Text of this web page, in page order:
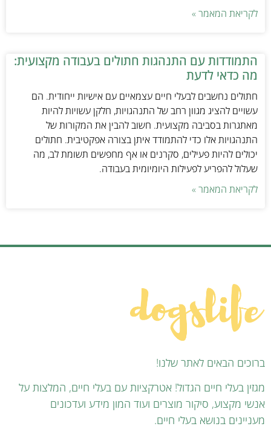
לקריאת המאמר »
התמודדות עם התנהגות חתולים בעבודה מקצועית:
מה כדאי לדעת
חתולים נחשבים לבעלי חיים עצמאיים עם אישיות ייחודית. הם
עשויים להציג מגוון רחב של התנהגויות, חלקן עשויות להיות
מאתגרות בסביבה מקצועית. חשוב להבין את המקורות של
התנהגויות אלו כדי להתמודד איתן בצורה אפקטיבית. חתולים
יכולים להיות פעילים, סקרנים או אף מחפשים תשומת לב, מה
שעלול להפריע לפעילות היומיומית בעבודה.
לקריאת המאמר »
ברוכים הבאים לאתר שלנו!
מגזין בעלי חיים הגדול! אטרקציות עם בעלי חיים, המלצות על
אנשי מקצוע, סיקור מוצרים ועוד המון מידע ועדכונים
מעניינים בנושא בעלי חיים.